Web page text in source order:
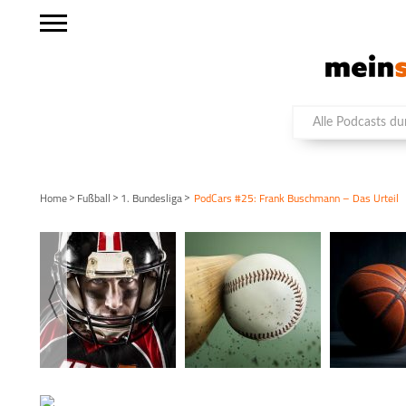
Home > Fußball > 1. Bundesliga > PodCars #25: Frank Buschmann – Das Urteil